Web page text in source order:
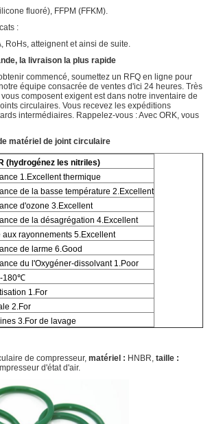
fluoré), FFPM (FFKM).
:
RoHs, atteignent et ainsi de suite.
la livraison la plus rapide
commencé, soumettez un RFQ en ligne pour
équipe consacrée de ventes d'ici 24 heures. Très
composent exigent est dans notre inventaire de
circulaires. Vous recevez les expéditions
intermédiaires. Rappelez-vous : Avec ORK, vous
matériel de joint circulaire
(hydrogénez les nitriles)
1.Excellent thermique
de la basse température 2.Excellent
d'ozone 3.Excellent
de la désagrégation 4.Excellent
aux rayonnements 5.Excellent
de larme 6.Good
du l'Oxygéner-dissolvant 1.Poor
180℃
1.For
2.For
3.For de lavage
de compresseur, matériel : HNBR, taille :
d'état d'air.